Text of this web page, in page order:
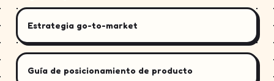
Estrategia go-to-market
Guía de posicionamiento de producto